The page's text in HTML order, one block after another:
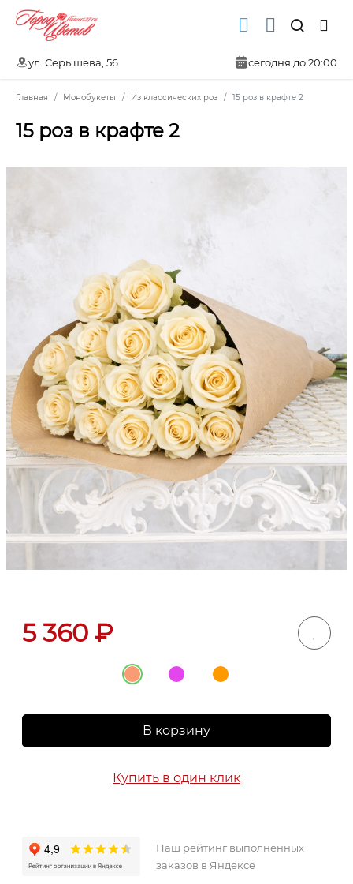
ул. Серышева, 56 сегодня до 20:00
Главная Монобукеты Из классических роз 15 роз в крафте 2
15 роз в крафте 2
5 360 ₽
В корзину
Купить в один клик
Наш рейтинг выполненных
заказов в Яндексе